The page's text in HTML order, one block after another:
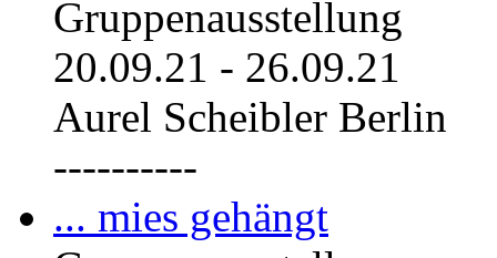
Gruppenausstellung
20.09.21 - 26.09.21
Aurel Scheibler Berlin
----------
... mies gehängt